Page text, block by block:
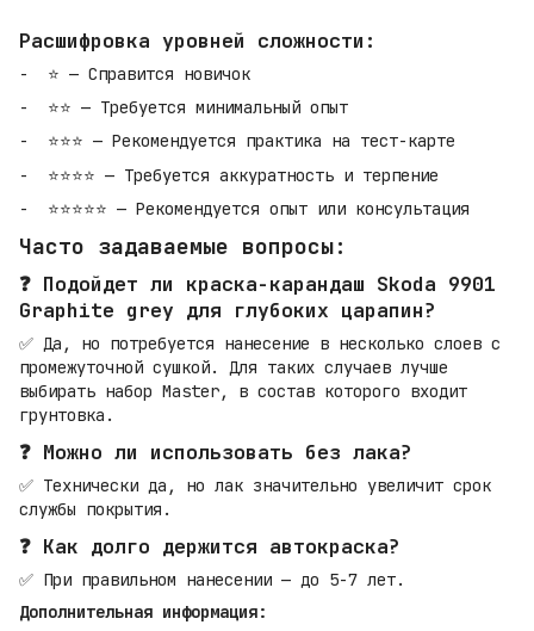
Расшифровка уровней сложности:
⭐ — Справится новичок
⭐⭐ — Требуется минимальный опыт
⭐⭐⭐ — Рекомендуется практика на тест-карте
⭐⭐⭐⭐ — Требуется аккуратность и терпение
⭐⭐⭐⭐⭐ — Рекомендуется опыт или консультация
Часто задаваемые вопросы:
❓ Подойдет ли краска-карандаш Skoda 9901
Graphite grey для глубоких царапин?
✅ Да, но потребуется нанесение в несколько слоев с
промежуточной сушкой. Для таких случаев лучше
выбирать набор Master, в состав которого входит
грунтовка.
❓ Можно ли использовать без лака?
✅ Технически да, но лак значительно увеличит срок
службы покрытия.
❓ Как долго держится автокраска?
✅ При правильном нанесении — до 5-7 лет.
Дополнительная информация: